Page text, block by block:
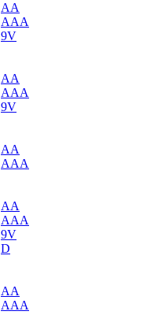
AA
AAA
9V
AA
AAA
9V
AA
AAA
AA
AAA
9V
D
AA
AAA